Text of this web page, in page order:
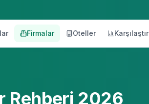
Firmalar Oteller Karşılaştır
Rehberi 2026